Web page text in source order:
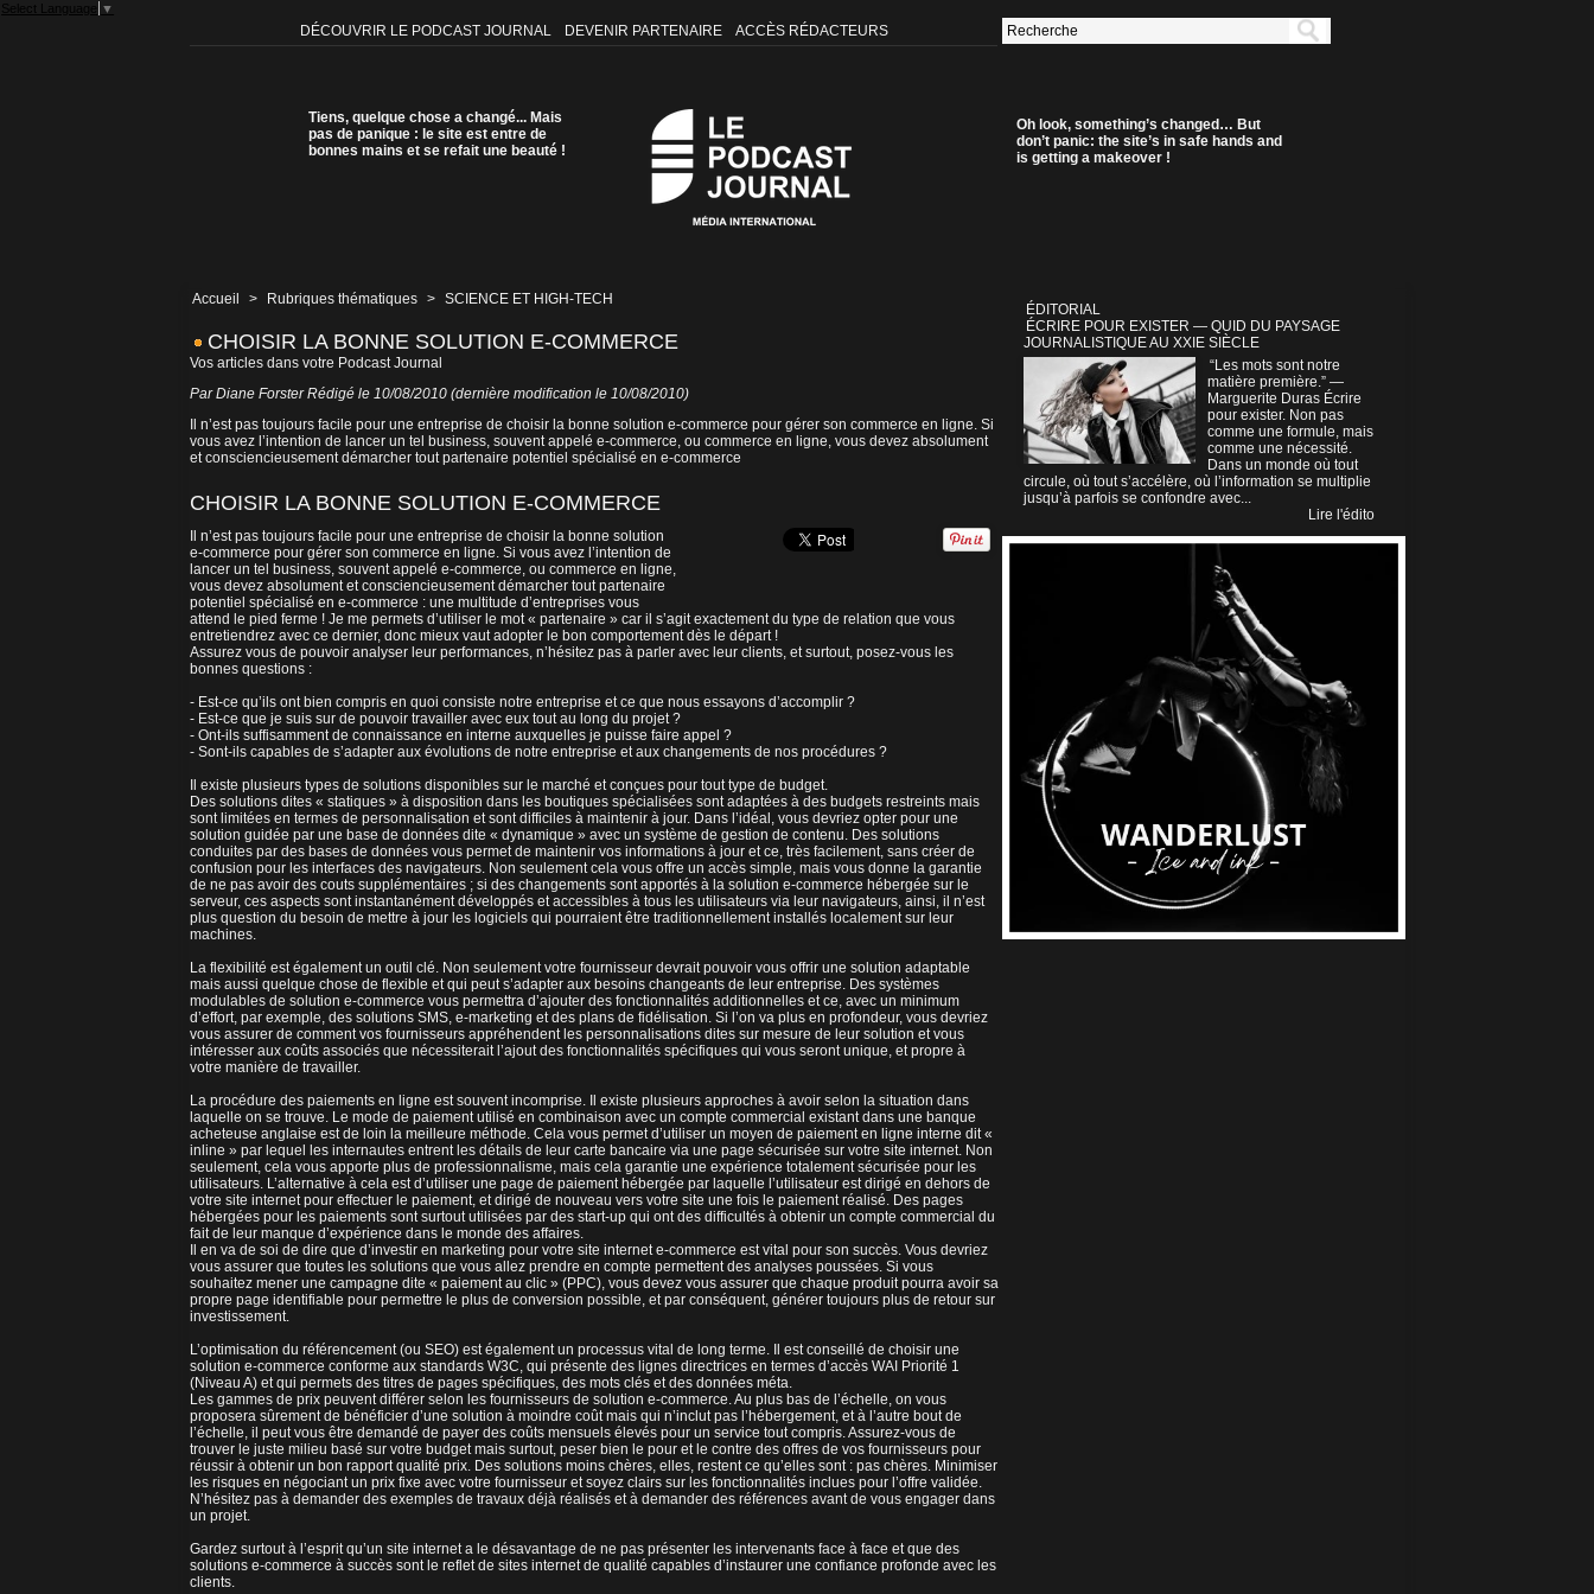
Select Language ▼
DÉCOUVRIR LE PODCAST JOURNAL DEVENIR PARTENAIRE ACCÈS RÉDACTEURS
Tiens, quelque chose a changé... Mais
pas de panique : le site est entre de
bonnes mains et se refait une beauté !
Oh look, something’s changed… But
don’t panic: the site’s in safe hands and
is getting a makeover !
Accueil > Rubriques thématiques > SCIENCE ET HIGH-TECH
CHOISIR LA BONNE SOLUTION E-COMMERCE
Vos articles dans votre Podcast Journal
Par Diane Forster Rédigé le 10/08/2010 (dernière modification le 10/08/2010)
Il n’est pas toujours facile pour une entreprise de choisir la bonne solution e-commerce pour gérer son commerce en ligne. Si
vous avez l’intention de lancer un tel business, souvent appelé e-commerce, ou commerce en ligne, vous devez absolument
et consciencieusement démarcher tout partenaire potentiel spécialisé en e-commerce
CHOISIR LA BONNE SOLUTION E-COMMERCE
Il n’est pas toujours facile pour une entreprise de choisir la bonne solution
e-commerce pour gérer son commerce en ligne. Si vous avez l’intention de
lancer un tel business, souvent appelé e-commerce, ou commerce en ligne,
vous devez absolument et consciencieusement démarcher tout partenaire
potentiel spécialisé en e-commerce : une multitude d’entreprises vous
attend le pied ferme ! Je me permets d’utiliser le mot « partenaire » car il s’agit exactement du type de relation que vous
entretiendrez avec ce dernier, donc mieux vaut adopter le bon comportement dès le départ !
Assurez vous de pouvoir analyser leur performances, n’hésitez pas à parler avec leur clients, et surtout, posez-vous les
bonnes questions :
- Est-ce qu’ils ont bien compris en quoi consiste notre entreprise et ce que nous essayons d’accomplir ?
- Est-ce que je suis sur de pouvoir travailler avec eux tout au long du projet ?
- Ont-ils suffisamment de connaissance en interne auxquelles je puisse faire appel ?
- Sont-ils capables de s’adapter aux évolutions de notre entreprise et aux changements de nos procédures ?
Il existe plusieurs types de solutions disponibles sur le marché et conçues pour tout type de budget.
Des solutions dites « statiques » à disposition dans les boutiques spécialisées sont adaptées à des budgets restreints mais
sont limitées en termes de personnalisation et sont difficiles à maintenir à jour. Dans l’idéal, vous devriez opter pour une
solution guidée par une base de données dite « dynamique » avec un système de gestion de contenu. Des solutions
conduites par des bases de données vous permet de maintenir vos informations à jour et ce, très facilement, sans créer de
confusion pour les interfaces des navigateurs. Non seulement cela vous offre un accès simple, mais vous donne la garantie
de ne pas avoir des couts supplémentaires ; si des changements sont apportés à la solution e-commerce hébergée sur le
serveur, ces aspects sont instantanément développés et accessibles à tous les utilisateurs via leur navigateurs, ainsi, il n’est
plus question du besoin de mettre à jour les logiciels qui pourraient être traditionnellement installés localement sur leur
machines.
La flexibilité est également un outil clé. Non seulement votre fournisseur devrait pouvoir vous offrir une solution adaptable
mais aussi quelque chose de flexible et qui peut s’adapter aux besoins changeants de leur entreprise. Des systèmes
modulables de solution e-commerce vous permettra d’ajouter des fonctionnalités additionnelles et ce, avec un minimum
d’effort, par exemple, des solutions SMS, e-marketing et des plans de fidélisation. Si l’on va plus en profondeur, vous devriez
vous assurer de comment vos fournisseurs appréhendent les personnalisations dites sur mesure de leur solution et vous
intéresser aux coûts associés que nécessiterait l’ajout des fonctionnalités spécifiques qui vous seront unique, et propre à
votre manière de travailler.
La procédure des paiements en ligne est souvent incomprise. Il existe plusieurs approches à avoir selon la situation dans
laquelle on se trouve. Le mode de paiement utilisé en combinaison avec un compte commercial existant dans une banque
acheteuse anglaise est de loin la meilleure méthode. Cela vous permet d’utiliser un moyen de paiement en ligne interne dit «
inline » par lequel les internautes entrent les détails de leur carte bancaire via une page sécurisée sur votre site internet. Non
seulement, cela vous apporte plus de professionnalisme, mais cela garantie une expérience totalement sécurisée pour les
utilisateurs. L’alternative à cela est d’utiliser une page de paiement hébergée par laquelle l’utilisateur est dirigé en dehors de
votre site internet pour effectuer le paiement, et dirigé de nouveau vers votre site une fois le paiement réalisé. Des pages
hébergées pour les paiements sont surtout utilisées par des start-up qui ont des difficultés à obtenir un compte commercial du
fait de leur manque d’expérience dans le monde des affaires.
Il en va de soi de dire que d’investir en marketing pour votre site internet e-commerce est vital pour son succès. Vous devriez
vous assurer que toutes les solutions que vous allez prendre en compte permettent des analyses poussées. Si vous
souhaitez mener une campagne dite « paiement au clic » (PPC), vous devez vous assurer que chaque produit pourra avoir sa
propre page identifiable pour permettre le plus de conversion possible, et par conséquent, générer toujours plus de retour sur
investissement.
L’optimisation du référencement (ou SEO) est également un processus vital de long terme. Il est conseillé de choisir une
solution e-commerce conforme aux standards W3C, qui présente des lignes directrices en termes d’accès WAI Priorité 1
(Niveau A) et qui permets des titres de pages spécifiques, des mots clés et des données méta.
Les gammes de prix peuvent différer selon les fournisseurs de solution e-commerce. Au plus bas de l’échelle, on vous
proposera sûrement de bénéficier d’une solution à moindre coût mais qui n’inclut pas l’hébergement, et à l’autre bout de
l’échelle, il peut vous être demandé de payer des coûts mensuels élevés pour un service tout compris. Assurez-vous de
trouver le juste milieu basé sur votre budget mais surtout, peser bien le pour et le contre des offres de vos fournisseurs pour
réussir à obtenir un bon rapport qualité prix. Des solutions moins chères, elles, restent ce qu’elles sont : pas chères. Minimiser
les risques en négociant un prix fixe avec votre fournisseur et soyez clairs sur les fonctionnalités inclues pour l’offre validée.
N’hésitez pas à demander des exemples de travaux déjà réalisés et à demander des références avant de vous engager dans
un projet.
Gardez surtout à l’esprit qu’un site internet a le désavantage de ne pas présenter les intervenants face à face et que des
solutions e-commerce à succès sont le reflet de sites internet de qualité capables d’instaurer une confiance profonde avec les
clients.
ÉDITORIAL
ÉCRIRE POUR EXISTER — QUID DU PAYSAGE
JOURNALISTIQUE AU XXIE SIÈCLE
“Les mots sont notre
matière première.” —
Marguerite Duras Écrire
pour exister. Non pas
comme une formule, mais
comme une nécessité.
Dans un monde où tout
circule, où tout s’accélère, où l’information se multiplie
jusqu’à parfois se confondre avec...
Lire l'édito